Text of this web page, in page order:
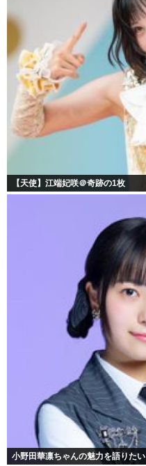
【天使】江端妃咲＠奇跡の1枚
小野田華凛ちゃんの魅力を語りたい